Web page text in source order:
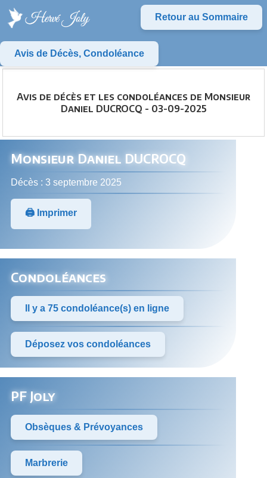
Retour au Sommaire
Avis de Décès, Condoléance
Avis de décès et les condoléances de Monsieur
Daniel DUCROCQ - 03-09-2025
Monsieur Daniel DUCROCQ
Décès : 3 septembre 2025
🖨️ Imprimer
Condoléances
Il y a 75 condoléance(s) en ligne
Déposez vos condoléances
PF Joly
Obsèques & Prévoyances
Marbrerie